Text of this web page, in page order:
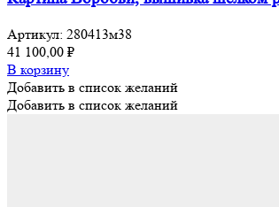
Артикул: 280413м38
41 100,00 ₽
В корзину
Добавить в список желаний
Добавить в список желаний